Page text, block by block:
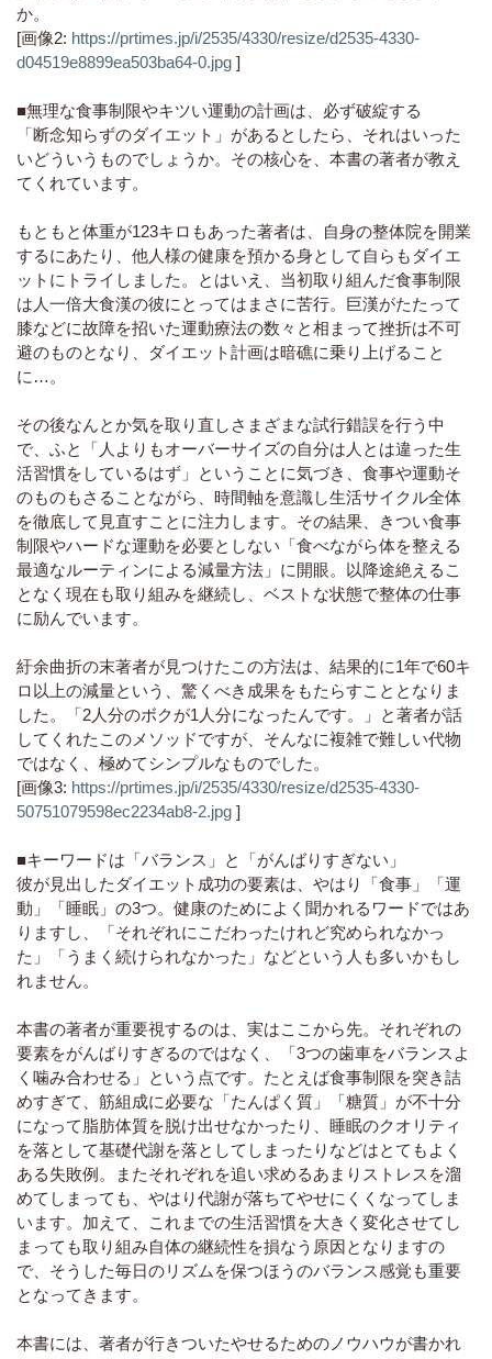
か。
[画像2: https://prtimes.jp/i/2535/4330/resize/d2535-4330-
d04519e8899ea503ba64-0.jpg ]
■無理な食事制限やキツい運動の計画は、必ず破綻する
「断念知らずのダイエット」があるとしたら、それはいった
いどういうものでしょうか。その核心を、本書の著者が教え
てくれています。
もともと体重が123キロもあった著者は、自身の整体院を開業
するにあたり、他人様の健康を預かる身として自らもダイエ
ットにトライしました。とはいえ、当初取り組んだ食事制限
は人一倍大食漢の彼にとってはまさに苦行。巨漢がたたって
膝などに故障を招いた運動療法の数々と相まって挫折は不可
避のものとなり、ダイエット計画は暗礁に乗り上げること
に…。
その後なんとか気を取り直しさまざまな試行錯誤を行う中
で、ふと「人よりもオーバーサイズの自分は人とは違った生
活習慣をしているはず」ということに気づき、食事や運動そ
のものもさることながら、時間軸を意識し生活サイクル全体
を徹底して見直すことに注力します。その結果、きつい食事
制限やハードな運動を必要としない「食べながら体を整える
最適なルーティンによる減量方法」に開眼。以降途絶えるこ
となく現在も取り組みを継続し、ベストな状態で整体の仕事
に励んでいます。
紆余曲折の末著者が見つけたこの方法は、結果的に1年で60キ
ロ以上の減量という、驚くべき成果をもたらすこととなりま
した。「2人分のボクが1人分になったんです。」と著者が話
してくれたこのメソッドですが、そんなに複雑で難しい代物
ではなく、極めてシンプルなものでした。
[画像3: https://prtimes.jp/i/2535/4330/resize/d2535-4330-
50751079598ec2234ab8-2.jpg ]
■キーワードは「バランス」と「がんばりすぎない」
彼が見出したダイエット成功の要素は、やはり「食事」「運
動」「睡眠」の3つ。健康のためによく聞かれるワードではあ
りますし、「それぞれにこだわったけれど究められなかっ
た」「うまく続けられなかった」などという人も多いかもし
れません。
本書の著者が重要視するのは、実はここから先。それぞれの
要素をがんばりすぎるのではなく、「3つの歯車をバランスよ
く噛み合わせる」という点です。たとえば食事制限を突き詰
めすぎて、筋組成に必要な「たんぱく質」「糖質」が不十分
になって脂肪体質を脱け出せなかったり、睡眠のクオリティ
を落として基礎代謝を落としてしまったりなどはとてもよく
ある失敗例。またそれぞれを追い求めるあまりストレスを溜
めてしまっても、やはり代謝が落ちてやせにくくなってしま
います。加えて、これまでの生活習慣を大きく変化させてし
まっても取り組み自体の継続性を損なう原因となりますの
で、そうした毎日のリズムを保つほうのバランス感覚も重要
となってきます。
本書には、著者が行きついたやせるためのノウハウが書かれ